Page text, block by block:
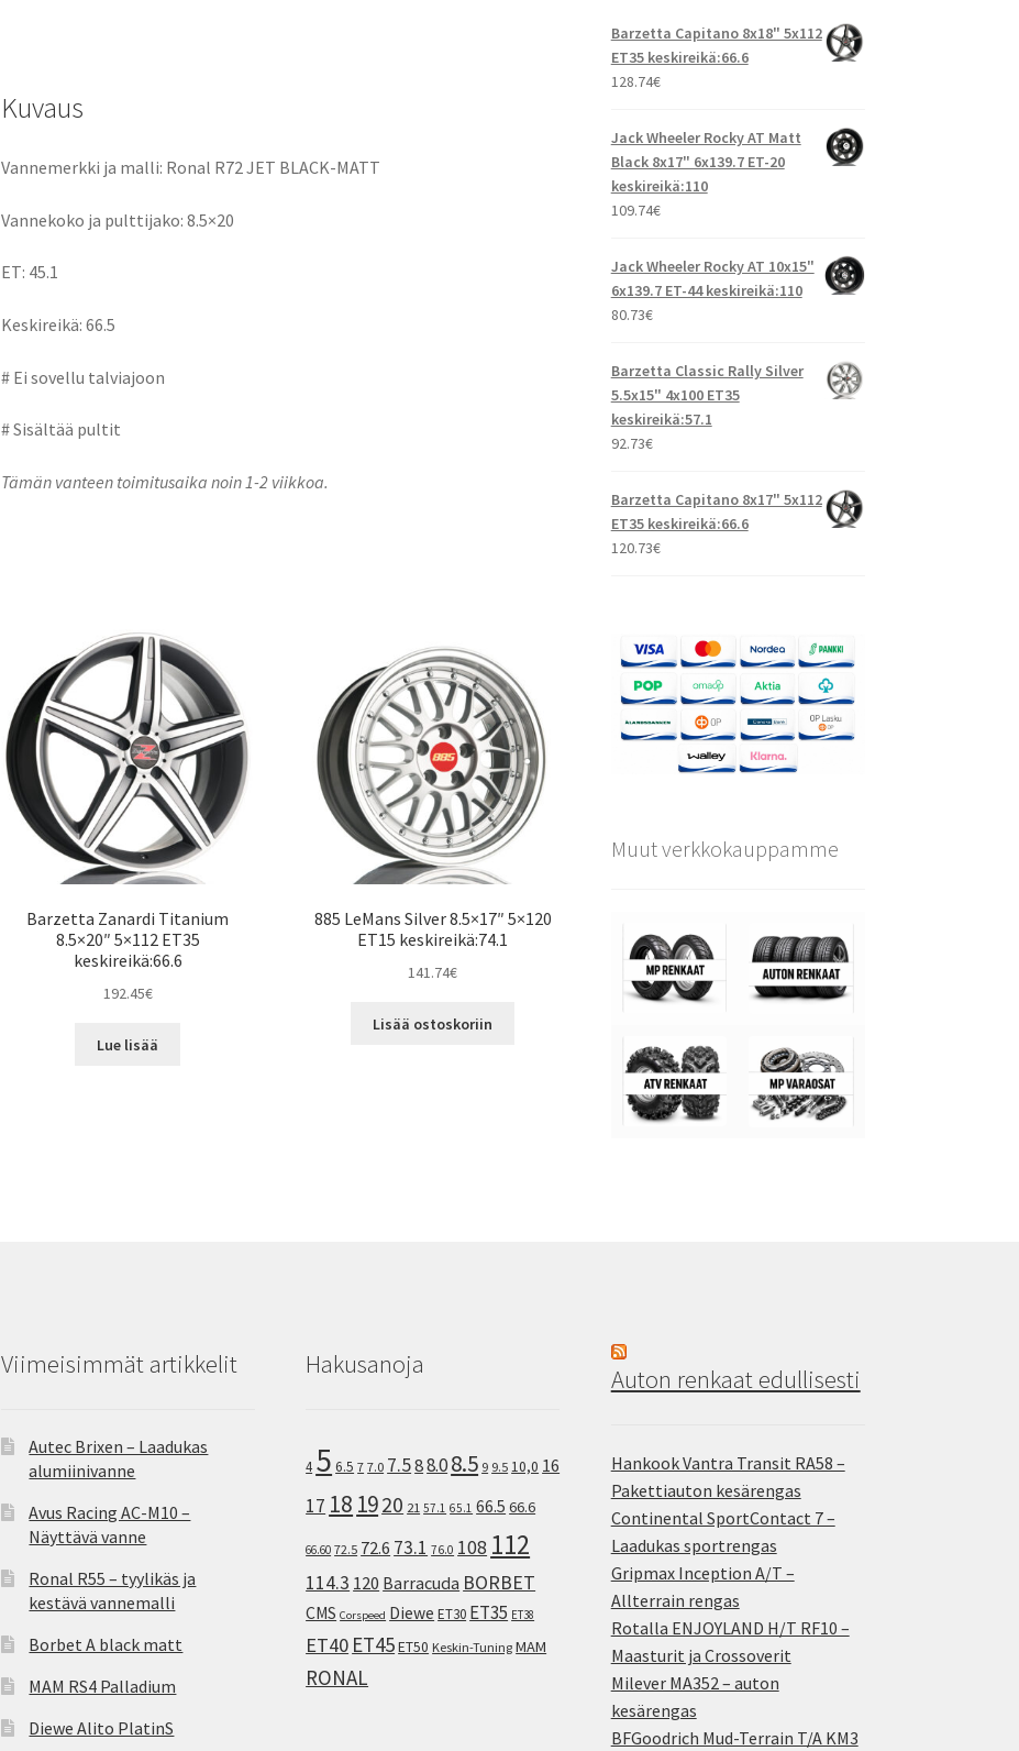
k
Kuvaus
Vannemerkki ja malli: Ronal R72 JET BLACK-MATT
Vannekoko ja pulttijako: 8.5×20
ET: 45.1
Keskireikä: 66.5
# Ei sovellu talviajoon
# Sisältää pultit
Tämän vanteen toimitusaika noin 1-2 viikkoa.
Barzetta Zanardi Titanium
8.5×20″ 5×112 ET35
keskireikä:66.6
192.45€
Lue lisää
885 LeMans Silver 8.5×17″ 5×120
ET15 keskireikä:74.1
141.74€
Lisää ostoskoriin
Barzetta Capitano 8x18" 5x112
ET35 keskireikä:66.6
128.74€
Jack Wheeler Rocky AT Matt
Black 8x17" 6x139.7 ET-20
keskireikä:110
109.74€
Jack Wheeler Rocky AT 10x15"
6x139.7 ET-44 keskireikä:110
80.73€
Barzetta Classic Rally Silver
5.5x15" 4x100 ET35
keskireikä:57.1
92.73€
Barzetta Capitano 8x17" 5x112
ET35 keskireikä:66.6
120.73€
Muut verkkokauppamme
Viimeisimmät artikkelit
Autec Brixen – Laadukas
alumiinivanne
Avus Racing AC-M10 –
Näyttävä vanne
Ronal R55 – tyylikäs ja
kestävä vannemalli
Borbet A black matt
MAM RS4 Palladium
Diewe Alito PlatinS
Hakusanoja
4 5 6.5 7 7.0 7.588.08.5 9 9.5 10,0 16
17 18 1920 21 57.1 65.1 66.5 66.6
66.60 72.5 72.6 73.1 76.0 108 112
114.3 120 Barracuda BORBET
CMS Corspeed Diewe ET30 ET35 ET38
ET40 ET45ET50 Keskin-Tuning MAM
RONAL
Auton renkaat edullisesti
Hankook Vantra Transit RA58 –
Pakettiauton kesärengas
Continental SportContact 7 –
Laadukas sportrengas
Gripmax Inception A/T –
Allterrain rengas
Rotalla ENJOYLAND H/T RF10 –
Maasturit ja Crossoverit
Milever MA352 – auton
kesärengas
BFGoodrich Mud-Terrain T/A KM3